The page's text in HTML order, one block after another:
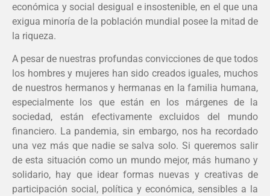
económica y social desigual e insostenible, en el que una
exigua minoría de la población mundial posee la mitad de
la riqueza.
A pesar de nuestras profundas convicciones de que todos
los hombres y mujeres han sido creados iguales, muchos
de nuestros hermanos y hermanas en la familia humana,
especialmente los que están en los márgenes de la
sociedad, están efectivamente excluidos del mundo
financiero. La pandemia, sin embargo, nos ha recordado
una vez más que nadie se salva solo. Si queremos salir
de esta situación como un mundo mejor, más humano y
solidario, hay que idear formas nuevas y creativas de
participación social, política y económica, sensibles a la